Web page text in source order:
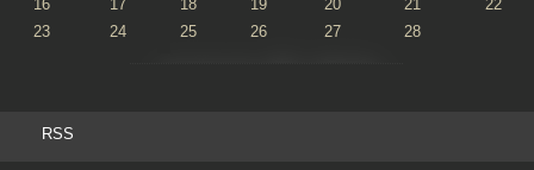
16
17 18 19 20 21
22
23
24 25 26 27 28
RSS